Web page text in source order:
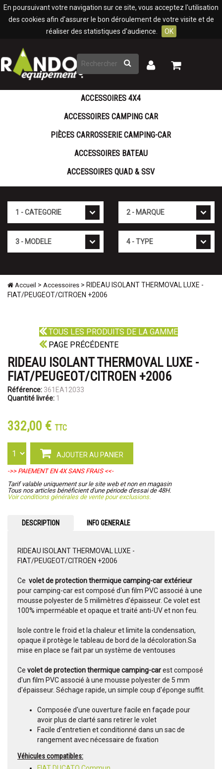
En poursuivant votre navigation sur ce site, vous acceptez l'utilisation
des cookies afin d'assurer le bon déroulement de votre visite et de
réaliser des statistiques d'audience.
OK
Rechercher
Mon
Mon
ACCESSOIRES 4X4
ACCESSOIRES CAMPING CAR
PIÈCES CARROSSERIE CAMPING-CAR
ACCESSOIRES BATEAU
ACCESSOIRES QUAD & SSV
Accueil > Accessoires > RIDEAU ISOLANT THERMOVAL LUXE -
FIAT/PEUGEOT/CITROEN +2006
TOUS LES PRODUITS DE LA GAMME
PAGE PRÉCÉDENTE
RIDEAU ISOLANT THERMOVAL LUXE -
FIAT/PEUGEOT/CITROEN +2006
Référence: 361EA12033
Quantité livrée: 1
332,00 € TTC
AJOUTER AU PANIER
->> PAIEMENT EN 4X SANS FRAIS <<-
Tarif valable uniquement sur le site web et non en magasin
Tous nos articles bénéficient d'une période d'essai de 48H.
Voir conditions générales de vente pour exclusions.
DESCRIPTION INFO GENERALE
RIDEAU ISOLANT THERMOVAL LUXE -
FIAT/PEUGEOT/CITROEN +2006
Ce volet de protection thermique camping-car extérieur
pour camping-car est composé d'un film PVC associé à une
mousse polyester de 5 milimètres d'épaisseur. Ce volet est
100% imperméable et opaque et traité anti-UV et non feu.
Isole contre le froid et la chaleur et limite la condensation,
opaque il protège le tableau de bord de la décoloration.Sa
mise en place se fait par un système de ventouses
Ce volet de protection thermique camping-carest composé
d'un film PVC associé à une mousse polyester de 5 mm
d'épaisseur. Séchage rapide, un simple coup d'éponge suffit.
Composée d'une ouverture facile en façade pour
avoir plus de clarté sans retirer le volet
Facile d'entretien et conditionné dans un sac de
rangement avec nécessaire de fixation
Véhicules compatibles:
Panneau de gestion des cookies